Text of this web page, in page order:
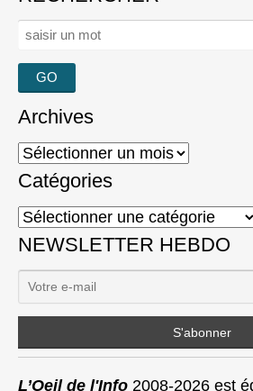
Rechercher :
Archives
Archives
Catégories
Catégories
NEWSLETTER HEBDO
L’Oeil de l'Info 2008-2026 est